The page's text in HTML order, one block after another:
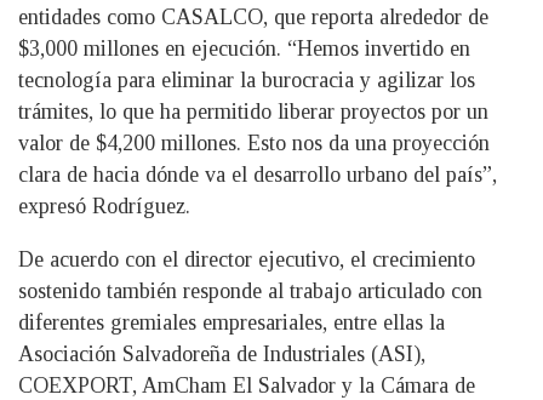
entidades como CASALCO, que reporta alrededor de
$3,000 millones en ejecución. “Hemos invertido en
tecnología para eliminar la burocracia y agilizar los
trámites, lo que ha permitido liberar proyectos por un
valor de $4,200 millones. Esto nos da una proyección
clara de hacia dónde va el desarrollo urbano del país”,
expresó Rodríguez.
De acuerdo con el director ejecutivo, el crecimiento
sostenido también responde al trabajo articulado con
diferentes gremiales empresariales, entre ellas la
Asociación Salvadoreña de Industriales (ASI),
COEXPORT, AmCham El Salvador y la Cámara de